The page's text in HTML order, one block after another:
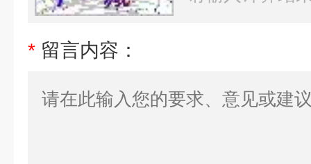
* 留言内容：